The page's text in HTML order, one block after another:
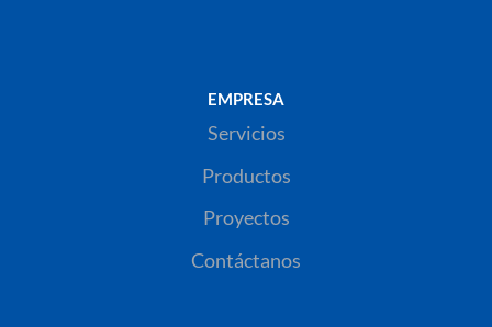
EMPRESA
Servicios
Productos
Proyectos
Contáctanos